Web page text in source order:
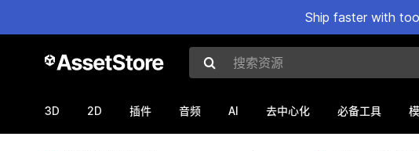
Ship faster with
搜索资源
3D 2D 插件 音频 AI 去中心化 必备工具